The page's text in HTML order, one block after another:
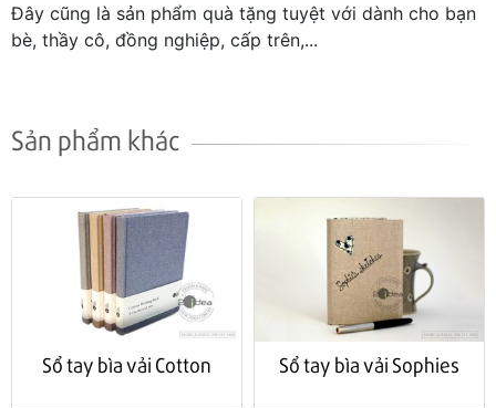
Đây cũng là sản phẩm quà tặng tuyệt với dành cho bạn
bè, thầy cô, đồng nghiệp, cấp trên,...
Sản phẩm khác
Sổ tay bìa vải Cotton Sổ tay bìa vải Sophies